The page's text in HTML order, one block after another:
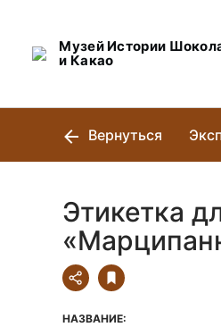
Музей Истории
и Какао
Вернуться
Этикетка
НАЗВАНИЕ: